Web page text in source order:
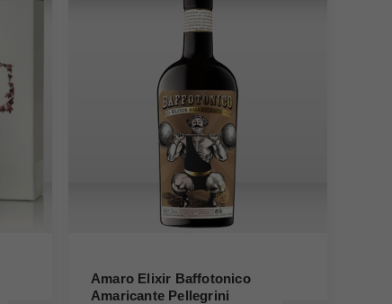
Amaro Elixir Baffotonico
Amaricante Pellegrini